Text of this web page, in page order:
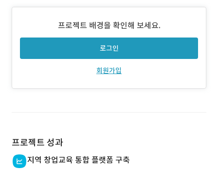
혁신인재들이 실전 창업 경험을 쌓을 수 있는 통합적 지원 체
강화 필요 - 대학 중심의 지역 협업 네트워크 구축
프로젝트 배경을 확인해 보세요.
로그인
회원가입
프로젝트 성과
지역 창업교육 통합 플랫폼 구축